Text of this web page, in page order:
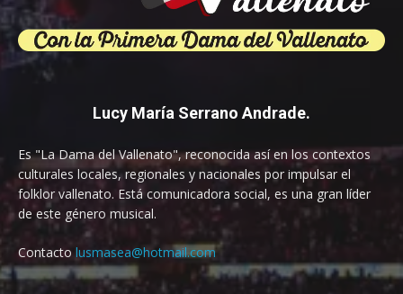
Lucy María Serrano Andrade.
Es "La Dama del Vallenato", reconocida así en los contextos
culturales locales, regionales y nacionales por impulsar el
folklor vallenato. Está comunicadora social, es una gran líder
de este género musical.
Contacto lusmasea@hotmail.com